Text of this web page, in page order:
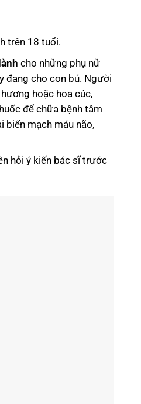
trên 18 tuổi.
cho những phụ nữ
đang cho con bú. Người
hoặc hoa cúc,
để chữa bệnh tâm
biến mạch máu não,
hỏi ý kiến bác sĩ trước